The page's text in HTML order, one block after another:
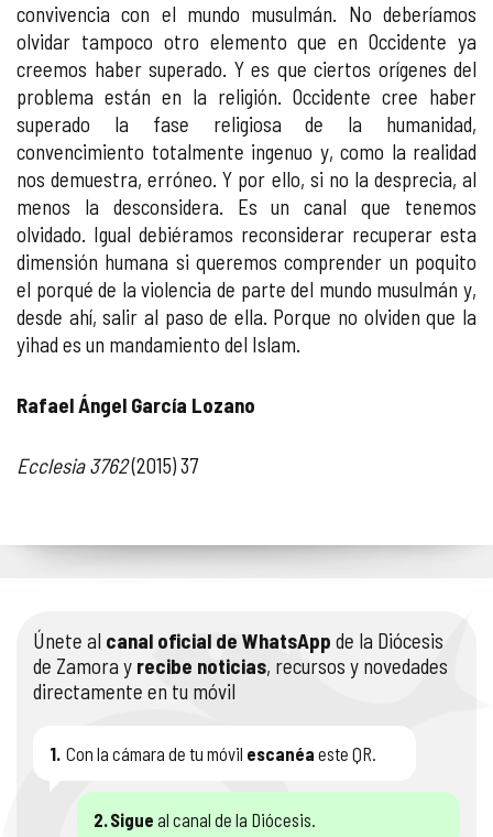
convivencia con el mundo musulmán. No deberíamos
olvidar tampoco otro elemento que en Occidente ya
creemos haber superado. Y es que ciertos orígenes del
problema están en la religión. Occidente cree haber
superado la fase religiosa de la humanidad,
convencimiento totalmente ingenuo y, como la realidad
nos demuestra, erróneo. Y por ello, si no la desprecia, al
menos la desconsidera. Es un canal que tenemos
olvidado. Igual debiéramos reconsiderar recuperar esta
dimensión humana si queremos comprender un poquito
el porqué de la violencia de parte del mundo musulmán y,
desde ahí, salir al paso de ella. Porque no olviden que la
yihad es un mandamiento del Islam.
Rafael Ángel García Lozano
Ecclesia 3762(2015) 37
Únete al canal oficial de WhatsApp de la Diócesis
de Zamora y recibe noticias, recursos y novedades
directamente en tu móvil
1. Con la cámara de tu móvil escanéa este QR.
2.Sigue al canal de la Diócesis.